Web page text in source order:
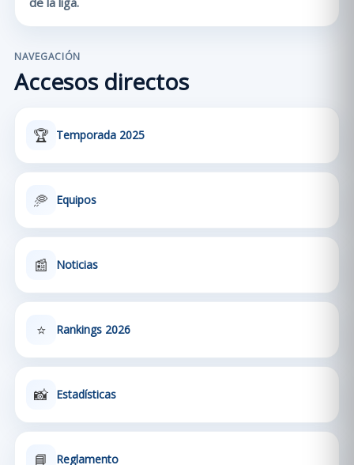
NAVEGACIÓN
Accesos directos
🏆 Temporada 2025
🥏 Equipos
📰 Noticias
⭐ Rankings 2026
📸 Estadísticas
📘 Reglamento